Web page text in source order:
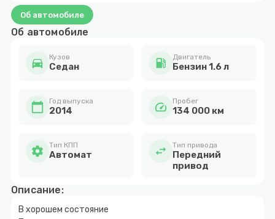
Об автомобиле
Об автомобиле
directions_car Кузов
Cедан local_gas_station Двигатель
Бензин 1.6 л
calendar_today Год выпуска
2014 speed Пробег
134 000 км
settings Тип КПП
Автомат swap_horiz Тип привода
Передний
привод
Описание:
В хорошем состояние